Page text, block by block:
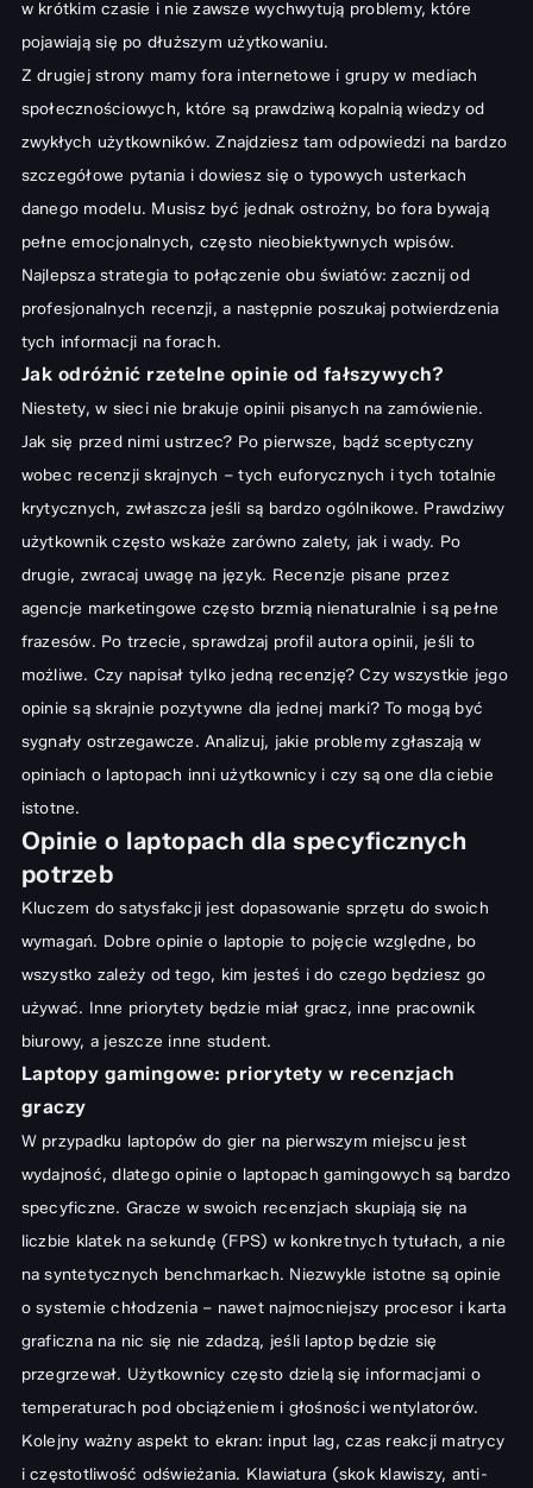
w krótkim czasie i nie zawsze wychwytują problemy, które
pojawiają się po dłuższym użytkowaniu.
Z drugiej strony mamy fora internetowe i grupy w mediach
społecznościowych, które są prawdziwą kopalnią wiedzy od
zwykłych użytkowników. Znajdziesz tam odpowiedzi na bardzo
szczegółowe pytania i dowiesz się o typowych usterkach
danego modelu. Musisz być jednak ostrożny, bo fora bywają
pełne emocjonalnych, często nieobiektywnych wpisów.
Najlepsza strategia to połączenie obu światów: zacznij od
profesjonalnych recenzji, a następnie poszukaj potwierdzenia
tych informacji na forach.
Jak odróżnić rzetelne opinie od fałszywych?
Niestety, w sieci nie brakuje opinii pisanych na zamówienie.
Jak się przed nimi ustrzec? Po pierwsze, bądź sceptyczny
wobec recenzji skrajnych – tych euforycznych i tych totalnie
krytycznych, zwłaszcza jeśli są bardzo ogólnikowe. Prawdziwy
użytkownik często wskaże zarówno zalety, jak i wady. Po
drugie, zwracaj uwagę na język. Recenzje pisane przez
agencje marketingowe często brzmią nienaturalnie i są pełne
frazesów. Po trzecie, sprawdzaj profil autora opinii, jeśli to
możliwe. Czy napisał tylko jedną recenzję? Czy wszystkie jego
opinie są skrajnie pozytywne dla jednej marki? To mogą być
sygnały ostrzegawcze. Analizuj, jakie problemy zgłaszają w
opiniach o laptopach inni użytkownicy i czy są one dla ciebie
istotne.
Opinie o laptopach dla specyficznych
potrzeb
Kluczem do satysfakcji jest dopasowanie sprzętu do swoich
wymagań. Dobre opinie o laptopie to pojęcie względne, bo
wszystko zależy od tego, kim jesteś i do czego będziesz go
używać. Inne priorytety będzie miał gracz, inne pracownik
biurowy, a jeszcze inne student.
Laptopy gamingowe: priorytety w recenzjach
graczy
W przypadku laptopów do gier na pierwszym miejscu jest
wydajność, dlatego opinie o laptopach gamingowych są bardzo
specyficzne. Gracze w swoich recenzjach skupiają się na
liczbie klatek na sekundę (FPS) w konkretnych tytułach, a nie
na syntetycznych benchmarkach. Niezwykle istotne są opinie
o systemie chłodzenia – nawet najmocniejszy procesor i karta
graficzna na nic się nie zdadzą, jeśli laptop będzie się
przegrzewał. Użytkownicy często dzielą się informacjami o
temperaturach pod obciążeniem i głośności wentylatorów.
Kolejny ważny aspekt to ekran: input lag, czas reakcji matrycy
i częstotliwość odświeżania. Klawiatura (skok klawiszy, anti-